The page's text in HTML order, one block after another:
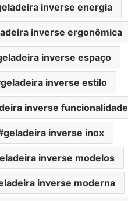
inverse energia
inverse ergonômica
inverse espaço
geladeira inverse estilo
inverse funcionalidade
geladeira inverse inox
inverse modelos
inverse moderna